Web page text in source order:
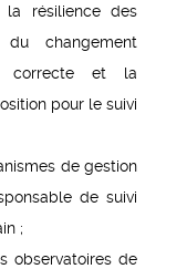
résilience des
changement
correcte et la
pour le suivi
de gestion
de suivi
;
observatoires de